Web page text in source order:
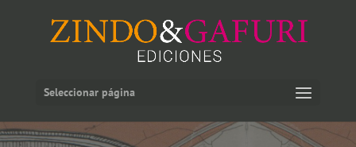
Seleccionar página